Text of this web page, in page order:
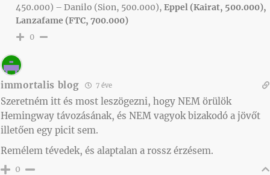
450.000) – Danilo (Sion, 500.000), Eppel (Kairat, 500.000),
Lanzafame (FTC, 700.000)
0
immortalis blog 7 éve
Szeretném itt és most leszögezni, hogy NEM örülök
Hemingway távozásának, és NEM vagyok bizakodó a jövőt
illetően egy picit sem.
Remélem tévedek, és alaptalan a rossz érzésem.
0